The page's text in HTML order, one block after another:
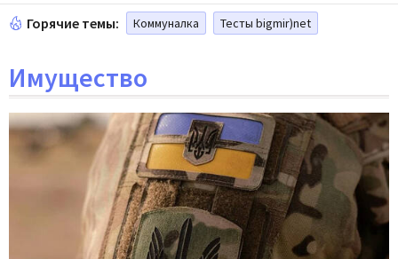
Горячие темы: Коммуналка Тесты bigmir)net
Имущество